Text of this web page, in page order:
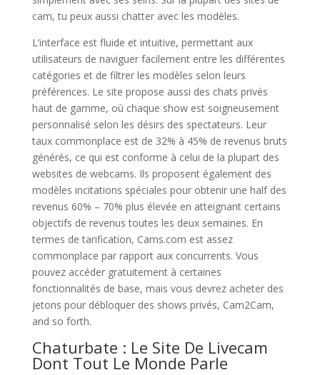
cam, tu peux aussi chatter avec les modèles.
L’interface est fluide et intuitive, permettant aux
utilisateurs de naviguer facilement entre les différentes
catégories et de filtrer les modèles selon leurs
préférences. Le site propose aussi des chats privés
haut de gamme, où chaque show est soigneusement
personnalisé selon les désirs des spectateurs. Leur
taux commonplace est de 32% à 45% de revenus bruts
générés, ce qui est conforme à celui de la plupart des
websites de webcams. Ils proposent également des
modèles incitations spéciales pour obtenir une half des
revenus 60% – 70% plus élevée en atteignant certains
objectifs de revenus toutes les deux semaines. En
termes de tarification, Cams.com est assez
commonplace par rapport aux concurrents. Vous
pouvez accéder gratuitement à certaines
fonctionnalités de base, mais vous devrez acheter des
jetons pour débloquer des shows privés, Cam2Cam,
and so forth.
Chaturbate : Le Site De Livecam
Dont Tout Le Monde Parle